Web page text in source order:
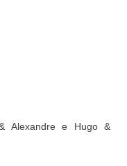
Alexandre e Hugo &